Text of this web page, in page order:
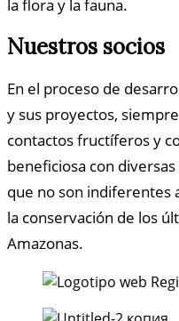
la flora y la fauna.
Nuestros socios
En el proceso de
y sus proyectos,
contactos fructíferos y
beneficiosa con
que no son indiferentes
la conservación de los
Amazonas.